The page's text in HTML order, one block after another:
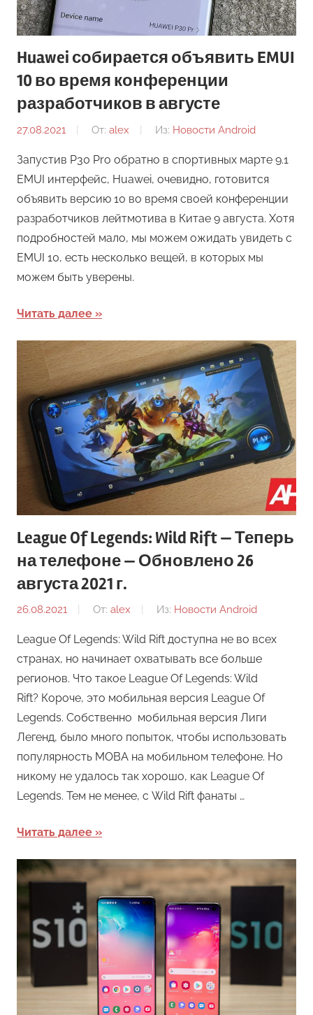
Huawei собирается объявить EMUI
10 во время конференции
разработчиков в августе
27.08.2021 От: alex Из: Новости Android
Запустив P30 Pro обратно в спортивных марте 9.1
EMUI интерфейс, Huawei, очевидно, готовится
объявить версию 10 во время своей конференции
разработчиков лейтмотива в Китае 9 августа. Хотя
подробностей мало, мы можем ожидать увидеть с
EMUI 10, есть несколько вещей, в которых мы
можем быть уверены.
Читать далее
League Of Legends: Wild Rift — Теперь
на телефоне — Обновлено 26
августа 2021 г.
26.08.2021 От: alex Из: Новости Android
League Of Legends: Wild Rift доступна не во всех
странах, но начинает охватывать все больше
регионов. Что такое League Of Legends: Wild
Rift? Короче, это мобильная версия League Of
Legends. Собственно мобильная версия Лиги
Легенд, было много попыток, чтобы использовать
популярность MOBA на мобильном телефоне. Но
никому не удалось так хорошо, как League Of
Legends. Тем не менее, с Wild Rift фанаты …
Читать далее